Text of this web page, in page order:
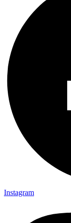
Instagram